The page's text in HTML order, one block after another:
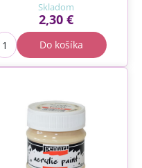
Skladom
2,30 €
Do košíka